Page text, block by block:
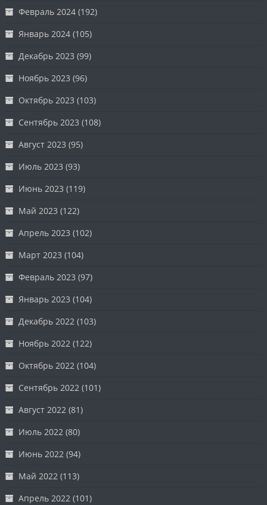
Февраль 2024 (192)
Январь 2024 (105)
Декабрь 2023 (99)
Ноябрь 2023 (96)
Октябрь 2023 (103)
Сентябрь 2023 (108)
Август 2023 (95)
Июль 2023 (93)
Июнь 2023 (119)
Май 2023 (122)
Апрель 2023 (102)
Март 2023 (104)
Февраль 2023 (97)
Январь 2023 (104)
Декабрь 2022 (103)
Ноябрь 2022 (122)
Октябрь 2022 (104)
Сентябрь 2022 (101)
Август 2022 (81)
Июль 2022 (80)
Июнь 2022 (94)
Май 2022 (113)
Апрель 2022 (101)